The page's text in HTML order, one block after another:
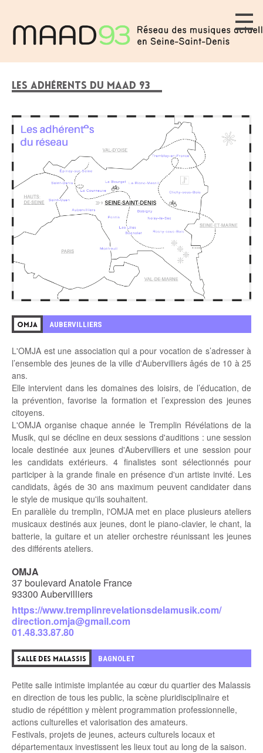
LES ADHÉRENTS DU MAAD 93
OMJA AUBERVILLIERS
L'OMJA est une association qui a pour vocation de s’adresser à
l’ensemble des jeunes de la ville d'Aubervilliers âgés de 10 à 25
ans.
Elle intervient dans les domaines des loisirs, de l’éducation, de
la prévention, favorise la formation et l’expression des jeunes
citoyens.
L'OMJA organise chaque année le Tremplin Révélations de la
Musik, qui se décline en deux sessions d'auditions : une session
locale destinée aux jeunes d'Aubervilliers et une session pour
les candidats extérieurs. 4 finalistes sont sélectionnés pour
participer à la grande finale en présence d'un artiste invité. Les
candidats, âgés de 30 ans maximum peuvent candidater dans
le style de musique qu'ils souhaitent.
En parallèle du tremplin, l'OMJA met en place plusieurs ateliers
musicaux destinés aux jeunes, dont le piano-clavier, le chant, la
batterie, la guitare et un atelier orchestre réunissant les jeunes
des différents ateliers.
OMJA
37 boulevard Anatole France
93300 Aubervilliers
https://www.tremplinrevelationsdelamusik.com/
direction.omja@gmail.com
01.48.33.87.80
SALLE DES MALASSIS BAGNOLET
Petite salle intimiste implantée au cœur du quartier des Malassis
en direction de tous les public, la scène pluridisciplinaire et
studio de répétition y mèlent programmation professionnelle,
actions culturelles et valorisation des amateurs.
Festivals, projets de jeunes, acteurs culturels locaux et
départementaux investissent les lieux tout au long de la saison.